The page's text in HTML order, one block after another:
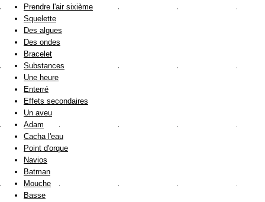
Prendre l'air sixième
Squelette
Des algues
Des ondes
Bracelet
Substances
Une heure
Enterré
Effets secondaires
Un aveu
Adam
Cacha l'eau
Point d'orque
Navios
Batman
Mouche
Basse